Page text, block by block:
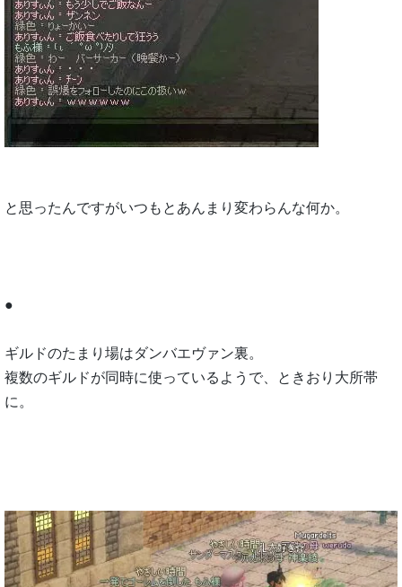
と思ったんですがいつもとあんまり変わらんな何か。
●
ギルドのたまり場はダンバエヴァン裏。
複数のギルドが同時に使っているようで、ときおり大所帯
に。